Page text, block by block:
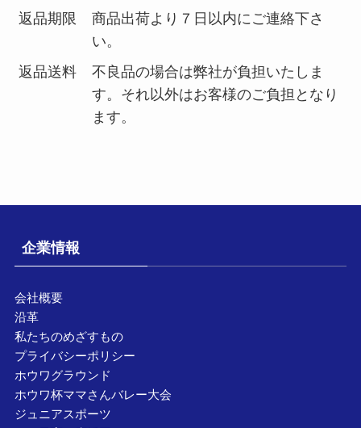
返品期限
商品出荷より７日以内にご連絡下さ
い。
返品送料
不良品の場合は弊社が負担いたしま
す。それ以外はお客様のご負担となり
ます。
企業情報
会社概要
沿革
私たちのめざすもの
プライバシーポリシー
ホウワグラウンド
ホウワ杯ママさんバレー大会
ジュニアスポーツ